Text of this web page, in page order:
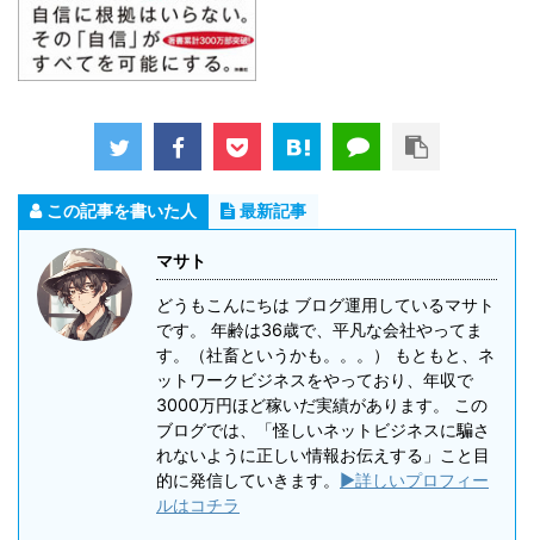
この記事を書いた人 最新記事
マサト
どうもこんにちは ブログ運用しているマサト
です。 年齢は36歳で、平凡な会社やってま
す。（社畜というかも。。。） もともと、ネ
ットワークビジネスをやっており、年収で
3000万円ほど稼いだ実績があります。 この
ブログでは、「怪しいネットビジネスに騙さ
れないように正しい情報お伝えする」こと目
的に発信していきます。 ▶詳しいプロフィー
ルはコチラ